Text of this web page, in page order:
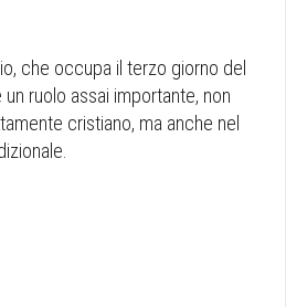
che occupa il terzo giorno del
ruolo assai importante, non
cristiano, ma anche nel